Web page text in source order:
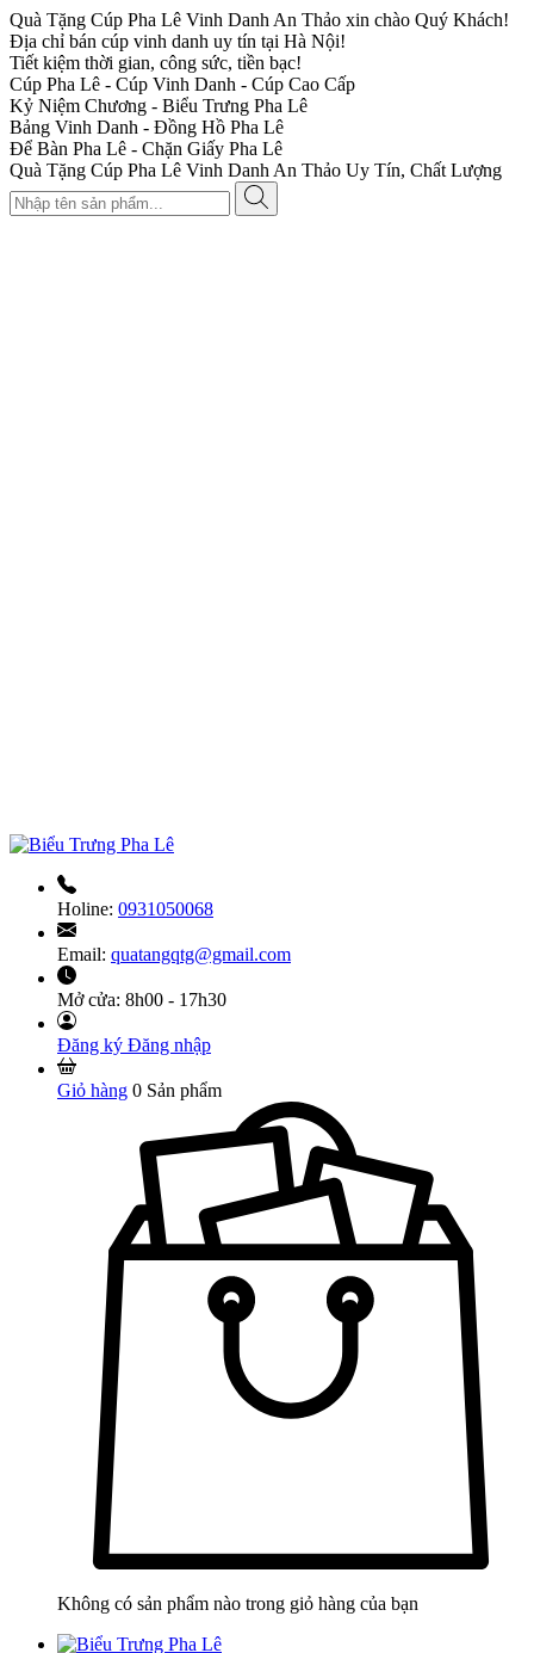
Quà Tặng Cúp Pha Lê Vinh Danh An Thảo xin chào Quý Khách!
Địa chỉ bán cúp vinh danh uy tín tại Hà Nội!
Tiết kiệm thời gian, công sức, tiền bạc!
Cúp Pha Lê - Cúp Vinh Danh - Cúp Cao Cấp
Kỷ Niệm Chương - Biểu Trưng Pha Lê
Bảng Vinh Danh - Đồng Hồ Pha Lê
Để Bàn Pha Lê - Chặn Giấy Pha Lê
Quà Tặng Cúp Pha Lê Vinh Danh An Thảo Uy Tín, Chất Lượng
Holine: 0931050068
Email: quatangqtg@gmail.com
Mở cửa: 8h00 - 17h30
Đăng ký Đăng nhập
Giỏ hàng 0 Sản phẩm
Không có sản phẩm nào trong giỏ hàng của bạn